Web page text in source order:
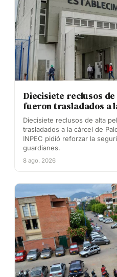
Diecisiete reclusos
fueron trasladados a
Diecisiete reclusos de alta
trasladados a la cárcel de
INPEC pidió reforzar la
guardianes.
8 ago. 2026